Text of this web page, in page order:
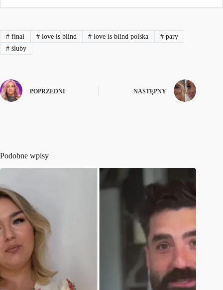
#finał #love is blind # love is blind polska # pary
#śluby
POPRZEDNI NASTĘPNY
Podobne wpisy